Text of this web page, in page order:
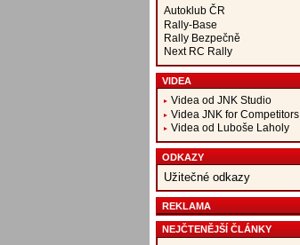
Autoklub ČR
Rally-Base
Rally Bezpečně
Next RC Rally
VIDEA
Videa od JNK Studio
Videa JNK for Competitors
Videa od Luboše Laholy
ODKAZY
Užitečné odkazy
REKLAMA
NEJČTENĚJŠÍ ČLÁNKY